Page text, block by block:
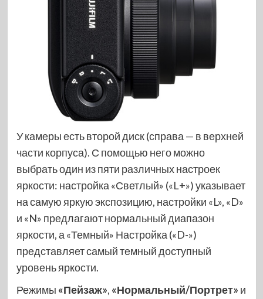
У камеры есть второй диск (справа — в верхней
части корпуса). С помощью него можно
выбрать один из пяти различных настроек
яркости: настройка «Светлый» («L+») указывает
на самую яркую экспозицию, настройки «L», «D»
и «N» предлагают нормальный диапазон
яркости, а «Темный» Настройка («D-»)
представляет самый темный доступный
уровень яркости.
Режимы «Пейзаж», «Нормальный/Портрет» и